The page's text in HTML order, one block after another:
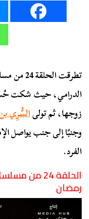
تطرقت
الدرامي، حيث شكت
زوجها، ثم تولىالسُّرِي
وجنبًا إلى جنب يواصل
الفرد.
الحلقة 24
رمضان